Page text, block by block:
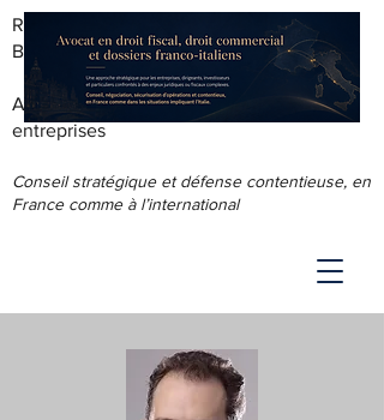
RODOLPHE ROUS - AVOCAT AU
BARREAU DE LYON
Accompagnement juridique & fiscal des
entreprises
Conseil stratégique et défense contentieuse, en
France comme à l’international